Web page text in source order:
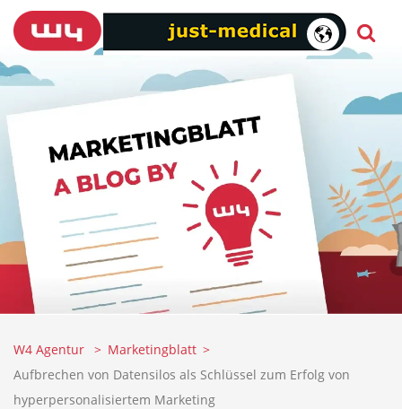
W4 Agentur
Marketingblatt
Aufbrechen von Datensilos als Schlüssel zum Erfolg von
hyperpersonalisiertem Marketing